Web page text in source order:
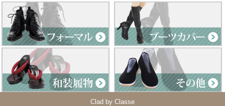
Clad by Classe